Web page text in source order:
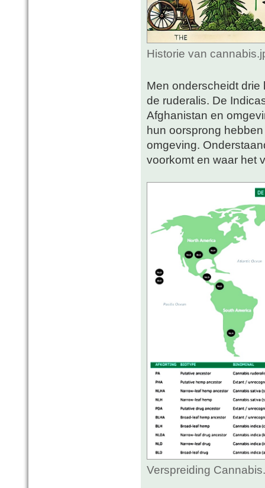
Historie van
Men onderscheidt
de ruderalis. De
Afghanistan en
hun oorsprong
omgeving.
voorkomt en waar het
Verspreiding